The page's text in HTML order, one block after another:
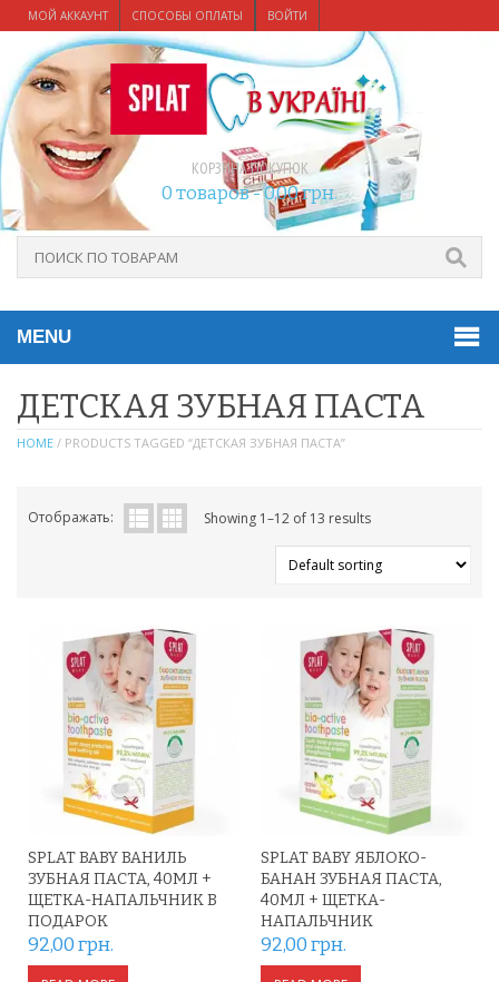
МОЙ АККАУНТ СПОСОБЫ ОПЛАТЫ ВОЙТИ
КОРЗИНА ПОКУПОК
0 товаров -0,00грн.
MENU
ДЕТСКАЯ ЗУБНАЯ ПАСТА
HOME / PRODUCTS TAGGED “ДЕТСКАЯ ЗУБНАЯ ПАСТА”
Отображать: Showing 1–12 of 13 results
SPLAT BABY ВАНИЛЬ
ЗУБНАЯ ПАСТА, 40МЛ +
ЩЕТКА-НАПАЛЬЧНИК В
ПОДАРОК
92,00грн.
SPLAT BABY ЯБЛОКО-
БАНАН ЗУБНАЯ ПАСТА,
40МЛ + ЩЕТКА-
НАПАЛЬЧНИК
92,00грн.